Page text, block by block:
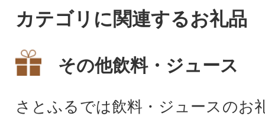
カテゴリに関連するお礼品
その他飲料・ジュース
さとふるでは飲料・ジュースのお